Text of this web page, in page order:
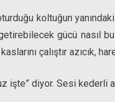
koltuğun
gücü nasıl
çalıştır azıcık,
işte” diyor. Sesi